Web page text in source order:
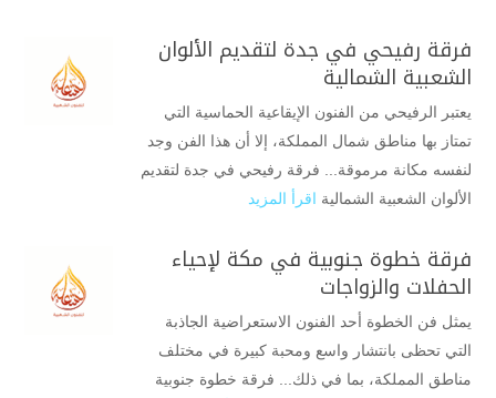
فرقة رفيحي في جدة لتقديم الألوان
الشعبية الشمالية
يعتبر الرفيحي من الفنون الإيقاعية الحماسية التي
تمتاز بها مناطق شمال المملكة، إلا أن هذا الفن وجد
لنفسه مكانة مرموقة... فرقة رفيحي في جدة لتقديم
الألوان الشعبية الشمالية اقرأ المزيد
فرقة خطوة جنوبية في مكة لإحياء
الحفلات والزواجات
يمثل فن الخطوة أحد الفنون الاستعراضية الجاذبة
التي تحظى بانتشار واسع ومحبة كبيرة في مختلف
مناطق المملكة، بما في ذلك... فرقة خطوة جنوبية